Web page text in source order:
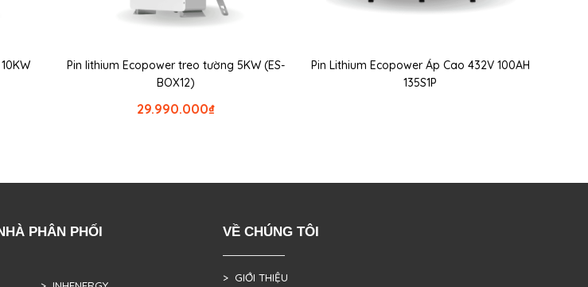
Pin lithium Ecopower treo tường 5KW (ES-
BOX12)
₫
29.990.000
Pin Lithium Ecopower Áp Cao 432V 100AH
135S1P
PHÂN PHỐI VỀ CHÚNG TÔI
> GIỚI THIỆU